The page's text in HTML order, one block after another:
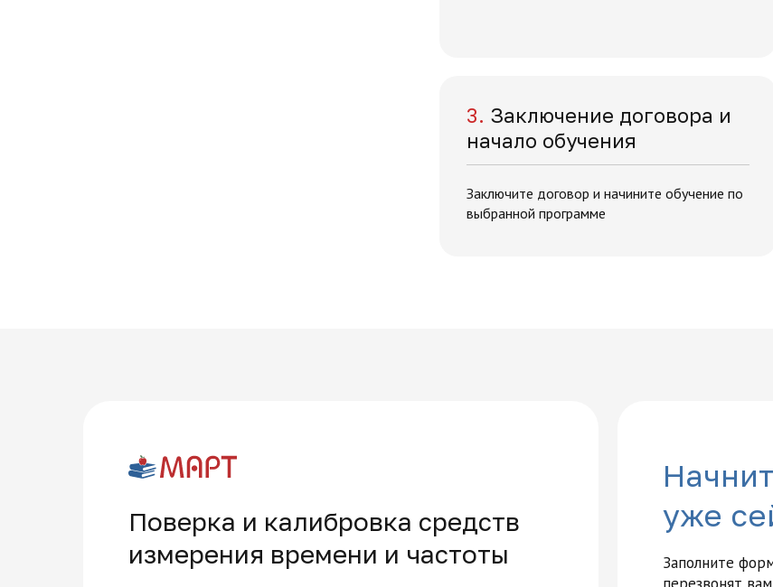
3. Заключение договора и
начало обучения
Заключите договор и начините обучение по
выбранной программе
Поверка и калибровка средств
измерения времени и частоты
уже
Заполните